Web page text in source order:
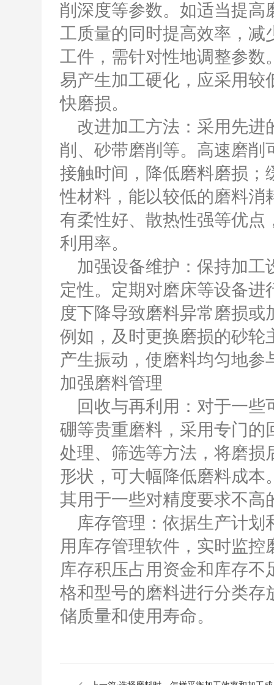
削深度等参数。如适当提
工质量的同时提高效率，减
工件，需针对性地调整参数
易产生加工硬化，应采用
快磨损。
改进加工方法：采用先进
削、砂带磨削等。高速磨
接触时间，降低磨料磨损；
性材料，能以较低的磨料消
有柔性好、散热性强等优点
利用率。
加强设备维护：保持加工
定性。定期对磨床等设备
度下降导致磨料异常磨损
例如，及时更换磨损的砂轮
产生振动，使磨料均匀地
加强磨料管理
回收与再利用：对于一些
硼等贵重磨料，采用专门的
处理、筛选等方法，将磨损
形状，可大幅降低磨料成
其用于一些对精度要求不高
库存管理：依据生产计划
用库存管理软件，实时监
库存积压占用资金和库存
格和型号的磨料进行分类存
储质量和使用寿命。